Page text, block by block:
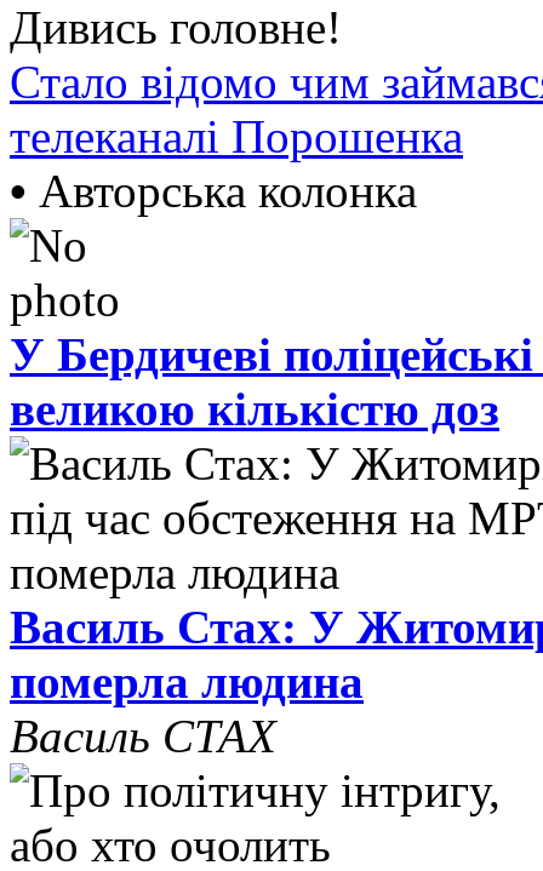
Дивись головне!
Стало відомо чим
телеканалі Порошенка
• Авторська колонка
У Бердичеві
великою кількістю доз
Василь Стах: У
померла людина
Василь СТАХ